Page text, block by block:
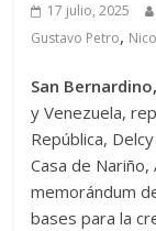
17 julio, 2025
Gustavo Petro,
San
y Venezuela,
República,
Casa de
memorándum
bases para la